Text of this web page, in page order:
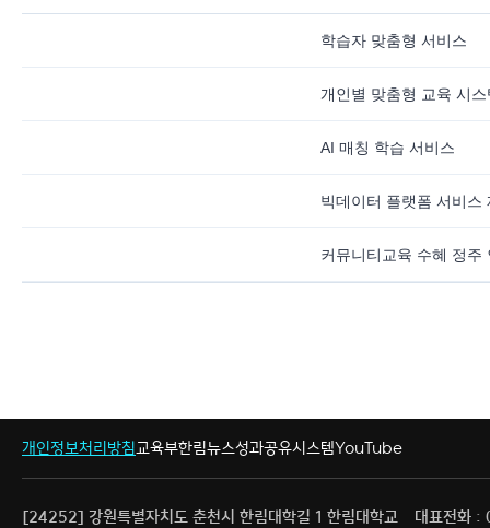
학습자 맞춤형 서비스
개인별 맞춤형 교육 시
AI 매칭 학습 서비스
빅데이터 플랫폼 서비스
커뮤니티교육 수혜 정주
개인정보처리방침교육부한림뉴스성과공유시스템YouTube
[24252] 강원특별자치도 춘천시 한림대학길 1 한림대학교
대표전화